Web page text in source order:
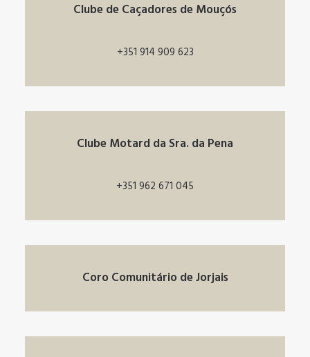
Clube de Caçadores de Mouçós
+351 914 909 623
Clube Motard da Sra. da Pena
+351 962 671 045
Coro Comunitário de Jorjais